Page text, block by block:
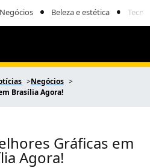
Negócios Beleza e estética
Negócios
Brasília Agora!
Gráficas em
Agora!